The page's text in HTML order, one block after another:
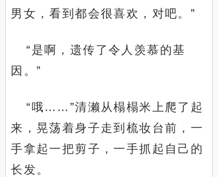
男女，看到都会很喜欢，对吧。”
“是啊，遗传了令人羡慕的基
因。”
“哦……”清濑从榻榻米上爬了起
来，晃荡着身子走到梳妆台前，一
手拿起一把剪子，一手抓起自己的
长发。